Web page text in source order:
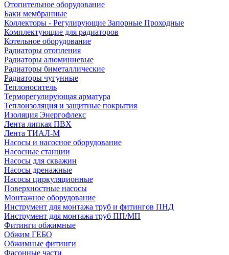
Отопительное оборудование
Баки мембранные
Коллекторы - Регулирующие Запорные Проходные
Комплектующие для радиаторов
Котельное оборудование
Радиаторы отопления
Радиаторы алюминиевые
Радиаторы биметаллические
Радиаторы чугунные
Теплоноситель
Терморегулирующая арматура
Теплоизоляция и защитные покрытия
Изоляция Энергофлекс
Лента липкая ПВХ
Лента ТИАЛ-М
Насосы и насосное оборудование
Насосные станции
Насосы для скважин
Насосы дренажные
Насосы циркуляционные
Поверхностные насосы
Монтажное оборудование
Инструмент для монтажа труб и фитингов ПНД
Инструмент для монтажа труб ПП/МП
Фитинги обжимные
Обжим ГЕБО
Обжимные фитинги
Фасонные части